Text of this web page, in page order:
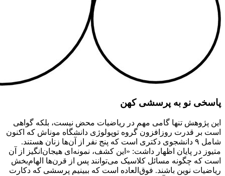
پاسخی نو به پرسشی کهن
این پژوهش تنها گامی مهم در ریاضیات محض نیست، بلکه گواهی
است بر قدرت روزافزون گروه توپولوژی دانشگاه موناش که اکنون
شامل ۹ دانشجوی دکتری است که پنج نفر از آن‌ها زنان هستند.
متیوز در پایان اظهار داشت: «این کشف، نمونه‌ای هیجان‌انگیز از آن
است که چگونه مسائل کلاسیک می‌توانند پس از قرن‌ها الهام‌بخش
ریاضیات نوین باشند. فوق‌العاده است که ببینیم پرسشی که دکارت